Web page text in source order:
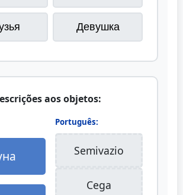
Девушка
aos objetos:
Português:
Semivazio
Cega